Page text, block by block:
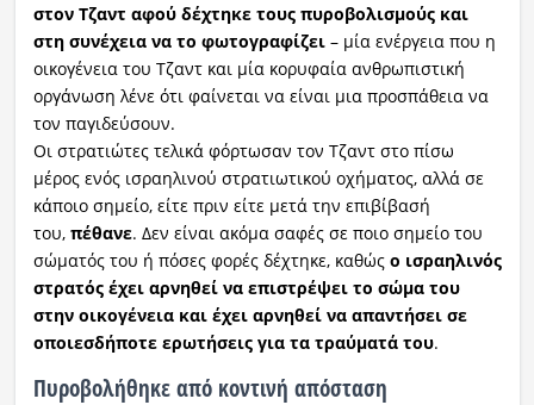
στον Τζαντ αφού δέχτηκε τους πυροβολισμούς και
στη συνέχεια να το φωτογραφίζει– μία ενέργεια που η
οικογένεια του Τζαντ και μία κορυφαία ανθρωπιστική
οργάνωση λένε ότι φαίνεται να είναι μια προσπάθεια να
τον παγιδεύσουν.
Οι στρατιώτες τελικά φόρτωσαν τον Τζαντ στο πίσω
μέρος ενός ισραηλινού στρατιωτικού οχήματος, αλλά σε
κάποιο σημείο, είτε πριν είτε μετά την επιβίβασή
του, πέθανε. Δεν είναι ακόμα σαφές σε ποιο σημείο του
σώματός του ή πόσες φορές δέχτηκε, καθώςο ισραηλινός
στρατός έχει αρνηθεί να επιστρέψει το σώμα του
στην οικογένεια και έχει αρνηθεί να απαντήσει σε
οποιεσδήποτε ερωτήσεις για τα τραύματά του.
Πυροβολήθηκε από κοντινή απόσταση